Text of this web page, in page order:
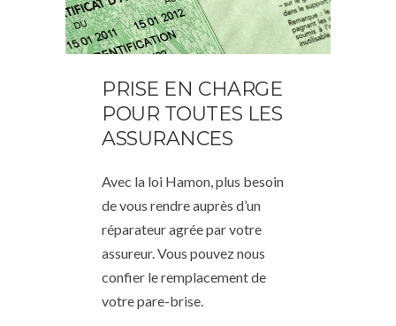
PRISE EN CHARGE
POUR TOUTES LES
ASSURANCES
Avec la loi Hamon, plus besoin
de vous rendre auprès d’un
réparateur agrée par votre
assureur. Vous pouvez nous
confier le remplacement de
votre pare-brise.